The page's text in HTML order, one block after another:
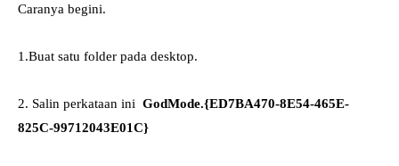
Caranya begini.
1.Buat satu folder pada desktop.
2. Salin perkataan ini GodMode.{ED7BA470-8E54-465E-
825C-99712043E01C}